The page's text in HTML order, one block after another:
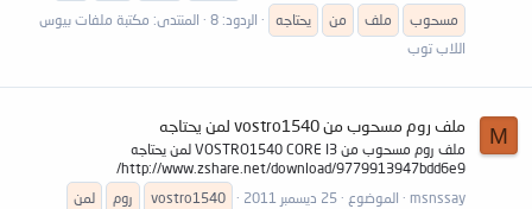
مسحوب
ملف من يحتاجه الردود: 8 المنتدى: مكتبة ملفات بيوس
اللاب توب
M ملف روم مسحوب من vostro1540 لمن يحتاجه
ملف روم مسحوب من VOSTRO1540 CORE I3 لمن يحتاجه
http://www.zshare.net/download/9779913947bdd6e9/
msnssay
الموضوع 25 ديسمبر 2011 vostro1540 روم
لمن